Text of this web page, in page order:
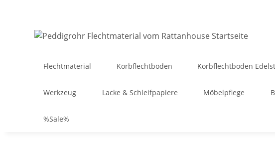
Flechtmaterial Korbflechtböden Korbflechtboden
Werkzeug Lacke & Schleifpapiere Möbelpflege
%Sale%